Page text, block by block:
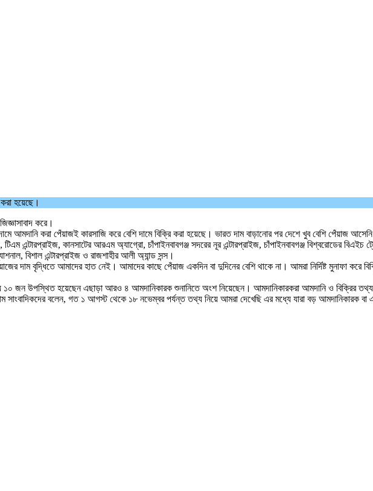
হয়েছে।
করে।
আমদানি করা পেঁয়াজই কারসাজি করে বেশি দামে বিক্রি করা হয়েছে। ভারত দাম বাড়ানোর পর দেশে খুব বেশি পেঁয়াজ
এন্টারপ্রাইজ, কানসাটের আরএম অ্যাগ্রো, চাঁপাইনবাবগঞ্জ সদরের নূর এন্টারপ্রাইজ, চাঁপাইনবাবগঞ্জ বিশ্বরোডের বিএইচ
বিশাল এন্টারপ্রাইজ ও রাজশাহীর আলী অ্যান্ড সন্স।
দাম বৃদ্ধিতে আমাদের হাত নেই। আমাদের কাছে পেঁয়াজ একদিন বা দুদিনের বেশি থাকে না। আমরা নির্দিষ্ট মুনাফা করে
১০ জন উপস্থিত হয়েছেন এছাড়া আরও ৪ আমদানিকারক শুনানিতে অংশ নিয়েছেন। আমদানিকারকরা আমদানি ও বিক্রির
বলেন, গত ১ আগস্ট থেকে ১৮ নভেম্বর পর্যন্ত তথ্য নিয়ে আমরা দেখেছি এর মধ্যে যারা বড় আমদানিকারক বা